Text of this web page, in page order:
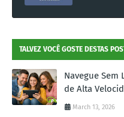
TALVEZ VOCÊ GOSTE DESTAS
Navegue Sem
de Alta
March 13, 2026